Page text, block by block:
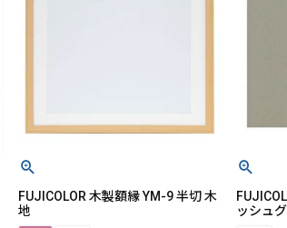
FUJICOLOR 木製額縁 YM-9 半切 木
地
ッシュ